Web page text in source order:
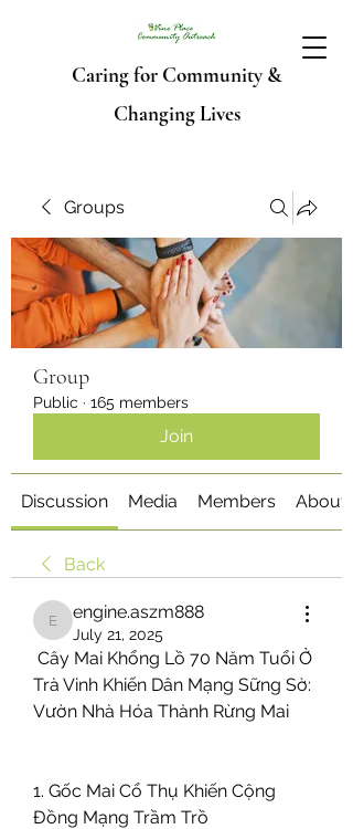
Caring for Community &
Changing Lives
Groups
Group
Public · 165 members
Join
Discussion Media Members About
Back
engine.aszm888
engine.aszm888
July 21, 2025
Cây Mai Khổng Lồ 70 Năm Tuổi Ở
Trà Vinh Khiến Dân Mạng Sững Sờ:
Vườn Nhà Hóa Thành Rừng Mai
1. Gốc Mai Cổ Thụ Khiến Cộng
Đồng Mạng Trầm Trồ